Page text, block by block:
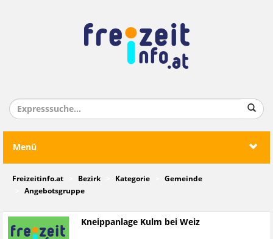
Menü
Freizeitinfo.at Bezirk Kategorie
Gemeinde
Angebotsgruppe
Kneippanlage Kulm bei Weiz